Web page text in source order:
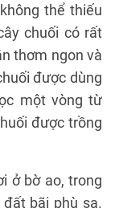
thể thiếu
chuối có rất
thơm ngon và
được dùng
một vòng từ
được trồng
ở bờ ao, trong
bãi phù sa.